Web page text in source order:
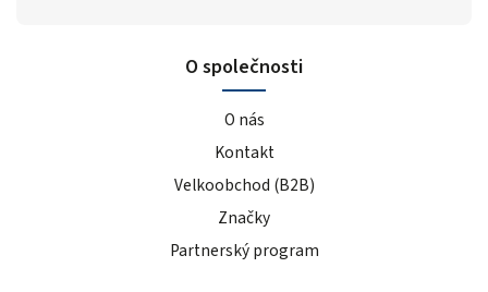
O společnosti
O nás
Kontakt
Velkoobchod (B2B)
Značky
Partnerský program